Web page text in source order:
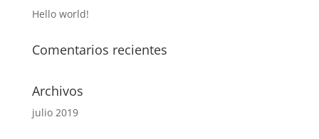
Hello world!
Comentarios recientes
Archivos
julio 2019